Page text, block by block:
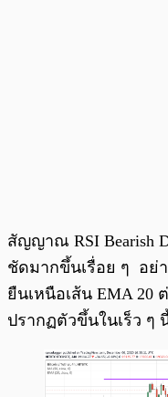
สัญญาณ RSI Bearish
ชัดมากขึ้นเรื่อย ๆ อย่
ยืนเหนือเส้น EMA 20
ปรากฏตัวขึ้นในเร็ว ๆ